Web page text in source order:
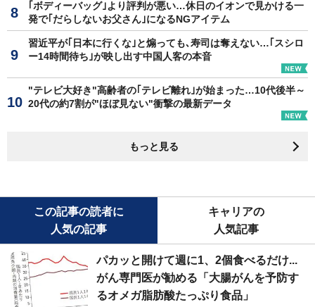
｢ボディーバッグ｣より評判が悪い…休日のイオンで見かける一
発で｢だらしないお父さん｣になるNGアイテム
習近平が｢日本に行くな｣と煽っても､寿司は奪えない…｢スシロ
ー14時間待ち｣が映し出す中国人客の本音
"テレビ大好き"高齢者の｢テレビ離れ｣が始まった…10代後半～
20代の約7割が"ほぼ見ない"衝撃の最新データ
もっと見る
この記事の読者に
人気の記事
キャリアの
人気記事
パカッと開けて週に1、2個食べるだけ...
がん専門医が勧める「大腸がんを予防す
るオメガ脂肪酸たっぷり食品」